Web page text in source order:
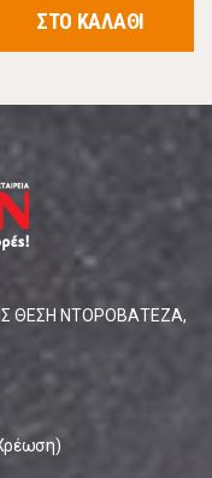
ΣΤΟ ΚΑΛΑΘΙ
ΘΕΣΗ ΝΤΟΡΟΒΑΤΕΖΑ,